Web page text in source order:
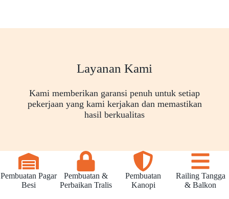
Layanan Kami
Kami memberikan garansi penuh untuk setiap
pekerjaan yang kami kerjakan dan memastikan
hasil berkualitas
Pembuatan Pagar
Besi
Pembuatan &
Perbaikan Tralis
Pembuatan
Kanopi
Railing Tangga
& Balkon